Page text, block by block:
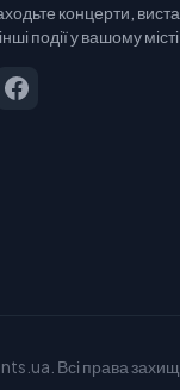
концерти,
події у вашому місті.
Всі права